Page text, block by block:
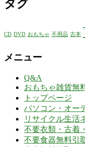
タグ
CD DVD おもちゃ 不用品 古本
メニュー
Q&A
おもちゃ雑貨無
トップページ
パソコン・オー
リサイクル生活
不要衣類・古着
不要食器無料引